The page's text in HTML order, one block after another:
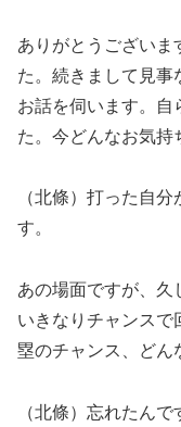
ありがとうございま
た。続きまして見事
お話を伺います。自
た。今どんなお気持
（北條）打った自
す。
あの場面ですが、久
いきなりチャンスで
塁のチャンス、どん
（北條）忘れたん